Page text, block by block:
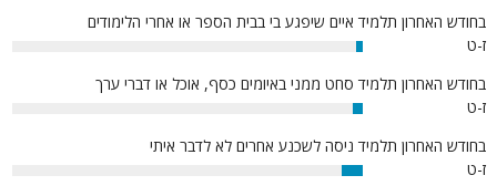
בחודש האחרון תלמיד איים שיפגע בי בבית הספר או אחרי הלימודים
ז-ט
2%
בחודש האחרון תלמיד סחט ממני באיומים כסף, אוכל או דברי ערך
ז-ט
3%
בחודש האחרון תלמיד ניסה לשכנע אחרים לא לדבר איתי
ז-ט
6%